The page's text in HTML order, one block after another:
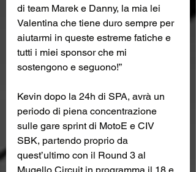
di team Marek e Danny, la mia lei
Valentina che tiene duro sempre per
aiutarmi in queste estreme fatiche e
tutti i miei sponsor che mi
sostengono e seguono!”
Kevin dopo la 24h di SPA, avrà un
periodo di piena concentrazione
sulle gare sprint di MotoE e CIV
SBK, partendo proprio da
quest’ultimo con il Round 3 al